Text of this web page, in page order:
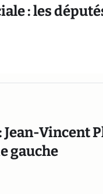
: les
Vincent
gauche